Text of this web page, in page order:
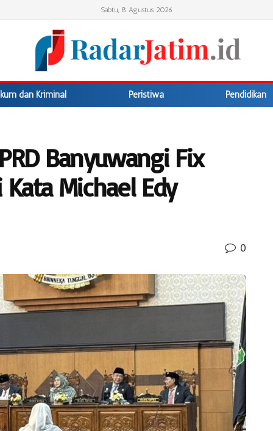
Sabtu, 8 Agustus 2026
dan Kriminal Peristiwa Pendidikan
Banyuwangi Fix
Michael Edy
0